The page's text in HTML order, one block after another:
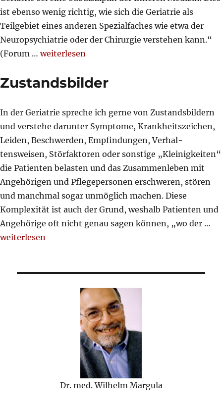
ist ebenso wenig richtig, wie sich die Geriatrie als
Teilgebiet eines anderen Spezialfaches wie etwa der
Neuropsychiatrie oder der Chirurgie verstehen kann.“
(Forum …„,Geriatrie’ oder ‚behandeln von
weiterlesen
Zustandsbilder
In der Geriatrie spreche ich gerne von Zustandsbildern
und verstehe darunter Symptome, Krankheits­zeichen,
Leiden, Beschwerden, Empfindungen, Verhal-
tensweisen, Störfaktoren oder sonstige „Kleinig­keiten“
die Patienten belasten und das Zusammenleben mit
Angehörigen und Pflegepersonen erschweren, stören
und manchmal sogar unmöglich machen. Diese
Komplexität ist auch der Grund, weshalb Patienten und
Angehörige oft nicht genau sagen können, „wo der …
„Zustandsbilder“
weiterlesen
Dr. med. Wilhelm Margula